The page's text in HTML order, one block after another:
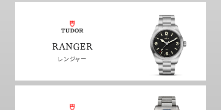
RANGER
レンジャー